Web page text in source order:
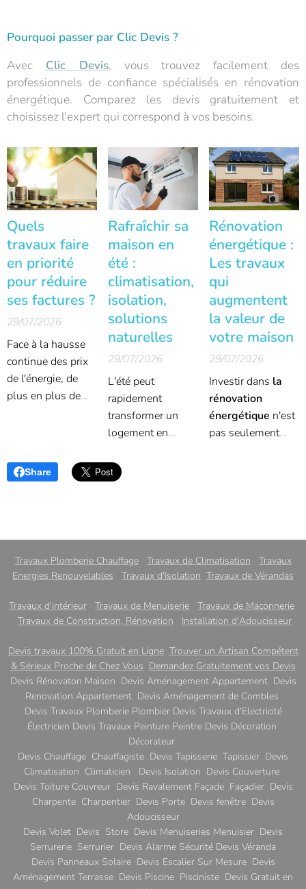
Pourquoi passer par Clic Devis ?
Avec Clic Devis, vous trouvez facilement des
professionnels de confiance spécialisés en rénovation
énergétique. Comparez les devis gratuitement et
choisissez l'expert qui correspond à vos besoins.
Quels
travaux faire
en priorité
pour réduire
ses factures ?
29/07/2026
Face à la hausse
continue des prix
de l'énergie, de
plus en plus de
rénovation
énergétique.
commencer pour
réellement
réduire ses
factures ?Entre
chauffage,
fenêtres ou
ventilation, les
possibilités sont
nombreuses et les
Rafraîchir sa
maison en
été :
climatisation,
isolation,
solutions
naturelles
29/07/2026
L'été peut
rapidement
transformer un
logement en
aucune précaution
n'est prise. Face
beaucoup de
cherchent à
rafraîchir leur
exploser leurs
factures
d'énergie. Entre
climatisation,
isolation et
solutions
naturelles, les
choix sont
multiples, mais
tous n'ont...
Rénovation
énergétique :
Les travaux
qui
augmentent
la valeur de
votre maison
29/07/2026
Investir dans la
rénovation
énergétique n'est
pas seulement
la valeur de votre
marché
immobilier.
Share
Travaux Plomberie Chauffage Travaux de Climatisation
Travaux
Energies Renouvelables
Travaux d'Isolation Travaux de Vérandas
Travaux d'intérieur Travaux de Menuiserie
Travaux de Maçonnerie
Travaux de Construction, Rénovation
Installation d'Adoucisseur
Devis travaux 100% Gratuit en Ligne Trouver un Artisan Compétent
& Sérieux Proche de Chez Vous Demandez Gratuitement vos Devis
Devis Rénovaton Maison Devis Aménagement Appartement Devis
Renovation Appartement Devis Aménagement de Combles
Devis Travaux Plomberie Plombier Devis Travaux d'Electricité
Électricien Devis Travaux Peinture Peintre Devis Décoration
Décorateur
Devis Chauffage Chauffagiste Devis Tapisserie Tapissier Devis
Climatisation Climaticien Devis Isolation Devis Couverture
Devis Toiture Couvreur Devis Ravalement Façade Façadier Devis
Charpente Charpentier Devis Porte Devis fenêtre Devis
Adoucisseur
Devis Volet Devis Store Devis Menuiseries Menuisier Devis
Serrurerie Serrurier Devis Alarme Sécurité Devis Véranda
Devis Panneaux Solaire Devis Escalier Sur Mesure Devis
Aménagement Terrasse Devis Piscine Pisciniste Devis Gratuit en